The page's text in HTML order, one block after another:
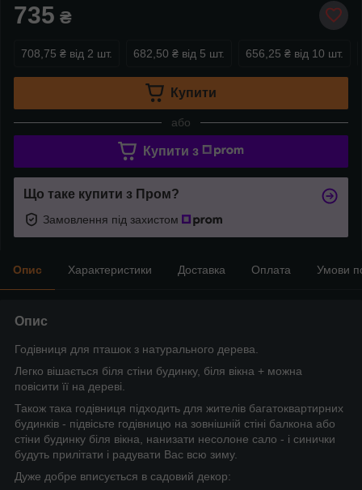
735 ₴
708,75 ₴ від 2 шт. 682,50 ₴ від 5 шт. 656,25 ₴ від 10 шт.
Купити
або
Купити з
Що таке купити з Пром?
Замовлення під захистом
Опис Характеристики Доставка Оплата Умови
Опис
Годівниця для пташок з натурального дерева.
Легко вішається біля стіни будинку, біля вікна + можна
повісити її на дереві.
Також така годівниця підходить для жителів багатоквартирних
будинків - підвісьте годівницю на зовнішній стіні балкона або
стіни будинку біля вікна, нанизати несолоне сало - і синички
будуть прилітати і радувати Вас всю зиму.
Дуже добре вписується в садовий декор: